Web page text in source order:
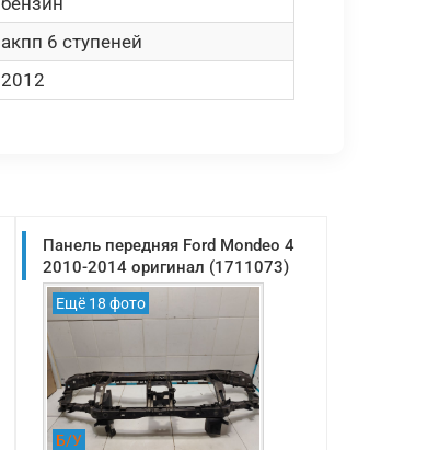
акпп 6 ступеней
2012
Панель передняя Ford Mondeo 4
2010-2014 оригинал (1711073)
Ещё 18 фото
Б/У